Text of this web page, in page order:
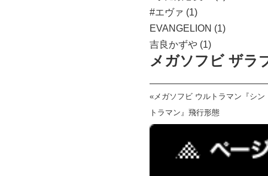
#エヴァ (1)
EVANGELION (1)
吉良かずや (1)
メガソフビ ザラ
« メガソフビ ウルトラマン『シン
トラマン』飛行形態